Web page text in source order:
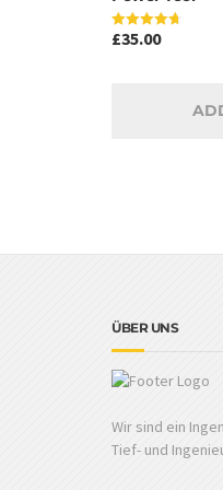
Rated
£35.00
ÜBER UNS
Wir sind ein
Tief- und